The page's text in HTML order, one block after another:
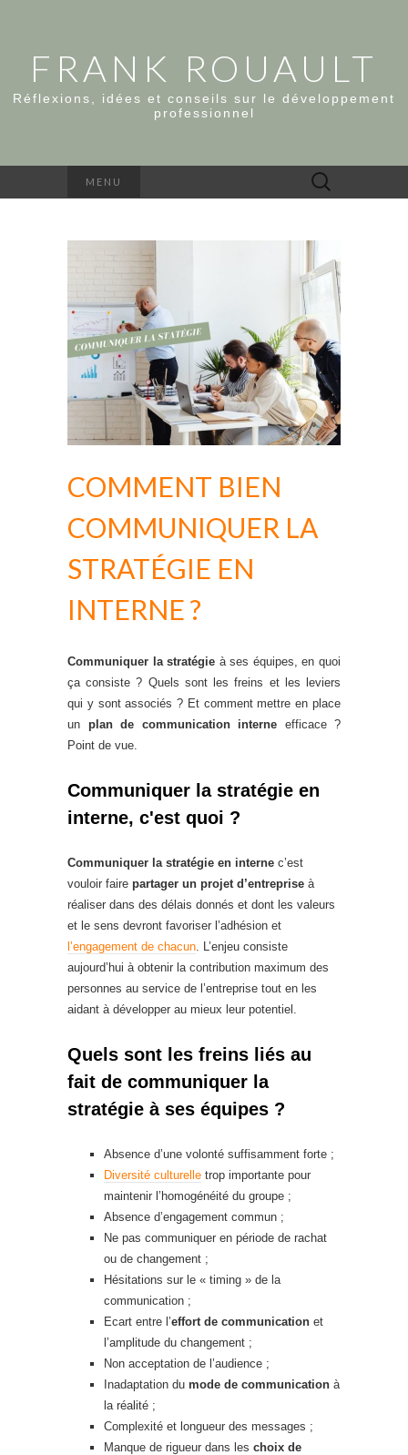
FRANK ROUAULT
Réflexions, idées et conseils sur le développement
professionnel
MENU Rechercher :
COMMENT BIEN
COMMUNIQUER LA
STRATÉGIE EN
INTERNE ?
Communiquer la stratégie à ses équipes, en quoi
ça consiste ? Quels sont les freins et les leviers
qui y sont associés ? Et comment mettre en place
un plan de communication interne efficace ?
Point de vue.
Communiquer la stratégie en
interne, c'est quoi ?
Communiquer la stratégie en interne c’est
vouloir faire partager un projet d’entreprise à
réaliser dans des délais donnés et dont les valeurs
et le sens devront favoriser l’adhésion et
l’engagement de chacun. L’enjeu consiste
aujourd’hui à obtenir la contribution maximum des
personnes au service de l’entreprise tout en les
aidant à développer au mieux leur potentiel.
Quels sont les freins liés au
fait de communiquer la
stratégie à ses équipes ?
Absence d’une volonté suffisamment forte ;
Diversité culturelle trop importante pour
maintenir l’homogénéité du groupe ;
Absence d’engagement commun ;
Ne pas communiquer en période de rachat
ou de changement ;
Hésitations sur le « timing » de la
communication ;
Ecart entre l’effort de communication et
l’amplitude du changement ;
Non acceptation de l’audience ;
Inadaptation du mode de communication à
la réalité ;
Complexité et longueur des messages ;
Manque de rigueur dans les choix de